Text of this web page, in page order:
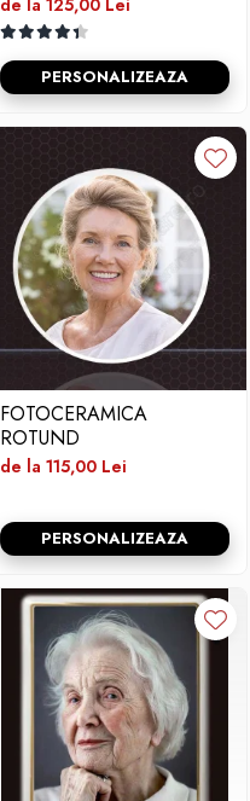
PERSONALIZEAZA
FOTOCERAMICA
ROTUND
de la 115,00 Lei
PERSONALIZEAZA